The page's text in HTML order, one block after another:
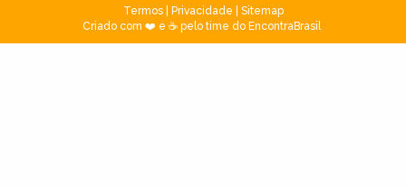
Termos| Privacidade
Sitemap
Criado com ❤️ e ☕ pelo time do EncontraBrasil